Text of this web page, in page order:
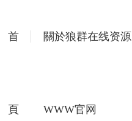
首
頁
關於狼群在线资源
WWW官网